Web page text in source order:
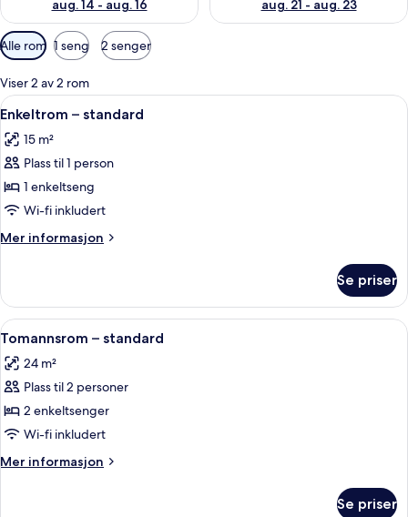
aug. 14 - aug. 16
aug. 21 - aug. 23
Tilgjengelige
filtre
for
rom
Alle rom 1 seng 2 senger
Viser 2 av 2 rom
Åpne
alle
bildene
av
Enkeltrom
–
standard
Enkeltrom – standard | Utsikt fra
3
Enkeltrom – standard
15 m²
Plass til 1 person
1 enkeltseng
Wi-fi inkludert
Mer informasjon
Mer
–
standard
Se priser
Åpne
alle
bildene
av
Tomannsrom
–
standard
Tomannsrom – standard | Utsikt fra
3
Tomannsrom – standard
24 m²
Plass til 2 personer
2 enkeltsenger
Wi-fi inkludert
Mer informasjon
Mer
Se priser